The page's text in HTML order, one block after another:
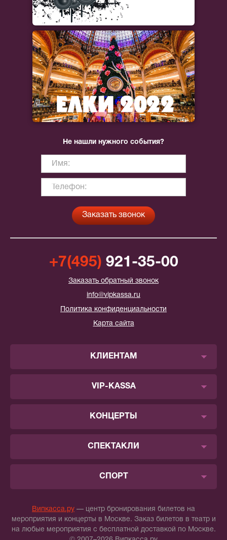
Не нашли нужного события?
+7(495) 921-35-00
Заказать обратный звонок
info@vipkassa.ru
Политика конфиденциальности
Карта сайта
КЛИЕНТАМ
VIP-KASSA
КОНЦЕРТЫ
СПЕКТАКЛИ
СПОРТ
Випкасса.ру — центр бронирования билетов на
мероприятия и концерты в Москве. Заказ билетов в театр и
на любые мероприятия с бесплатной доставкой по Москве.